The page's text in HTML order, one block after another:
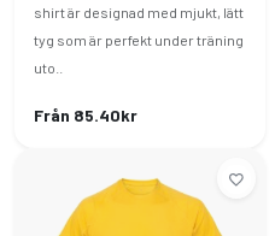
shirt är designad med mjukt, lätt
tyg som är perfekt under träning
uto..
Från 85.40kr